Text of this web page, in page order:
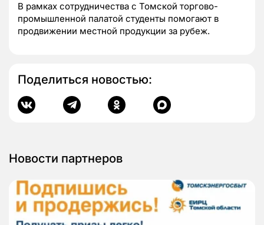
В рамках сотрудничества с Томской торгово-
промышленной палатой студенты помогают в
продвижении местной продукции за рубеж.
Поделиться новостью:
Новости партнеров